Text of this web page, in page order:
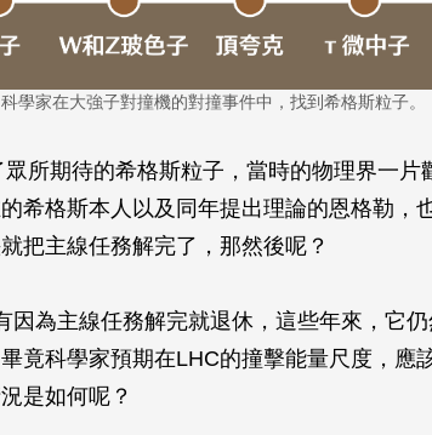
學家在大強子對撞機的對撞事件中，找到希格斯粒子。
所期待的希格斯粒子，當時的物理界一片
希格斯本人以及同年提出理論的恩格勒，
把主線任務解完了，那然後呢？
因為主線任務解完就退休，這些年來，它
竟科學家預期在LHC的撞擊能量尺度，應
是如何呢？